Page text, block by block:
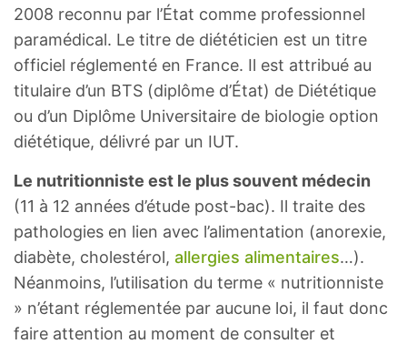
2008 reconnu par l’État comme professionnel
paramédical. Le titre de diététicien est un titre
officiel réglementé en France. Il est attribué au
titulaire d’un BTS (diplôme d’État) de Diététique
ou d’un Diplôme Universitaire de biologie option
diététique, délivré par un IUT.
Le nutritionniste est le plus souvent médecin
(11 à 12 années d’étude post-bac). Il traite des
pathologies en lien avec l’alimentation (anorexie,
diabète, cholestérol, allergies alimentaires…).
Néanmoins, l’utilisation du terme « nutritionniste
» n’étant réglementée par aucune loi, il faut donc
faire attention au moment de consulter et